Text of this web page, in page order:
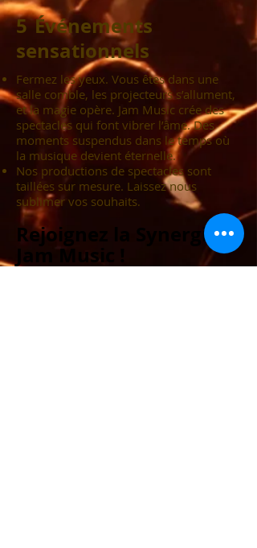
5Événements
sensationnels
Fermez les yeux. Vous êtes dans une
salle comble, les projecteurs s’allument,
et la magie opère. Jam Music crée des
spectacles qui font vibrer l’âme. Des
moments suspendus dans le temps où
la musique devient éternelle.
Nos productions de spectacles sont
taillées sur mesure. Laissez nous
sublimer vos souhaits.
Rejoignez la Synergie
Jam Music !